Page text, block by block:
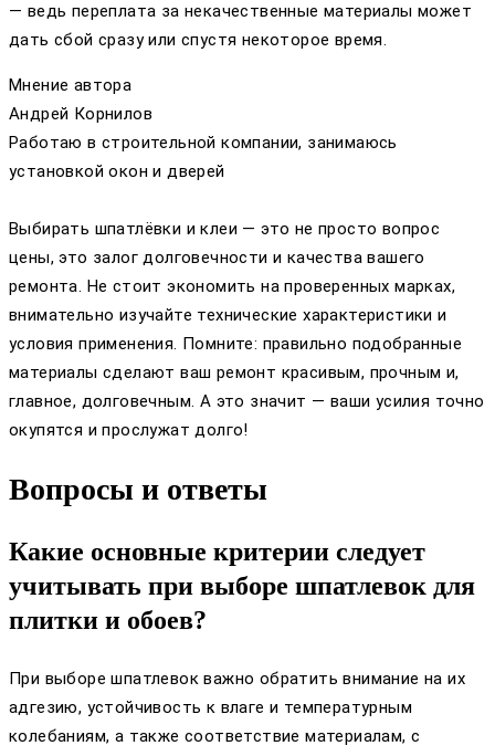
— ведь переплата за некачественные материалы может
дать сбой сразу или спустя некоторое время.
Мнение автора
Андрей Корнилов
Работаю в строительной компании, занимаюсь
установкой окон и дверей
Выбирать шпатлёвки и клеи — это не просто вопрос
цены, это залог долговечности и качества вашего
ремонта. Не стоит экономить на проверенных марках,
внимательно изучайте технические характеристики и
условия применения. Помните: правильно подобранные
материалы сделают ваш ремонт красивым, прочным и,
главное, долговечным. А это значит — ваши усилия точно
окупятся и прослужат долго!
Вопросы и ответы
Какие основные критерии следует
учитывать при выборе шпатлевок для
плитки и обоев?
При выборе шпатлевок важно обратить внимание на их
адгезию, устойчивость к влаге и температурным
колебаниям, а также соответствие материалам, с